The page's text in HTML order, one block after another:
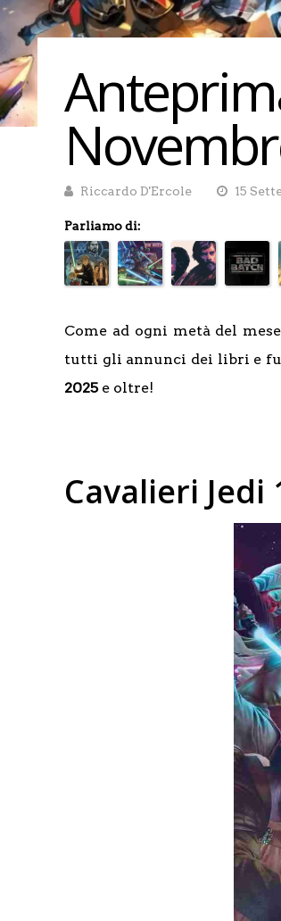
Riccardo D'Ercole 15
Parliamo di:
Come ad ogni metà del mese
tutti gli annunci dei libri e
2025e oltre!
Cavalieri Jedi